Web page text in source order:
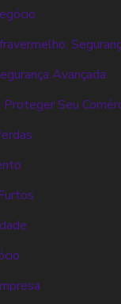
Avançada
Seu